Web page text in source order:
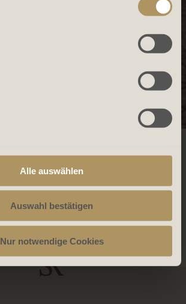
Alle auswählen
Auswahl bestätigen
Nur notwendige Cookies